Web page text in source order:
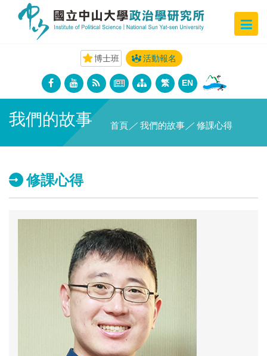
博士班 活動報名
繁 EN
我們的故事 首頁 ／ 我們的故事 ／ 修課心得
修課心得